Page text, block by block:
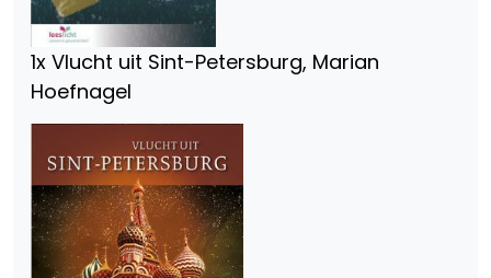
1x Vlucht uit Sint-Petersburg, Marian
Hoefnagel